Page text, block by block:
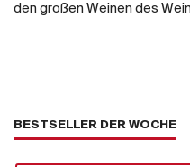
den großen Weinen des
BESTSELLER DER WOCHE